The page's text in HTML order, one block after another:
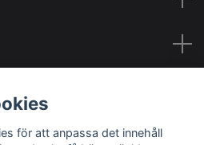
för att anpassa det innehåll